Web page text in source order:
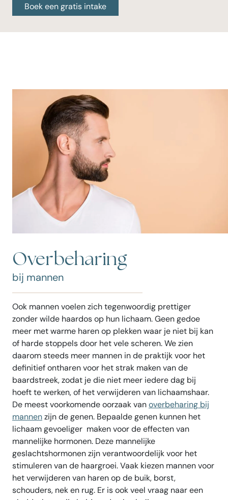
Boek een gratis intake
Overbeharing
bij mannen
Ook mannen voelen zich tegenwoordig prettiger
zonder wilde haardos op hun lichaam. Geen gedoe
meer met warme haren op plekken waar je niet bij kan
of harde stoppels door het vele scheren. We zien
daarom steeds meer mannen in de praktijk voor het
definitief ontharen voor het strak maken van de
baardstreek, zodat je die niet meer iedere dag bij
hoeft te werken, of het verwijderen van lichaamshaar.
De meest voorkomende oorzaak vanoverbeharing bij
mannenzijn de genen. Bepaalde genen kunnen het
lichaam gevoeliger maken voor de effecten van
mannelijke hormonen. Deze mannelijke
geslachtshormonen zijn verantwoordelijk voor het
stimuleren van de haargroei. Vaak kiezen mannen voor
het verwijderen van haren op de buik, borst,
schouders, nek en rug. Er is ook veel vraag naar een